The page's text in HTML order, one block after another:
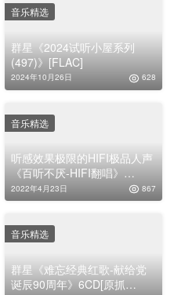
群星《2024试听小屋系列
(497)》[FLAC]
2024年10月26日 628
音乐精选
听感效果极限的HIFI极品人声
《百听不厌-HIFI翻唱》
2CD/DTS[WAV分轨]
2022年4月23日 867
音乐精选
群星《难忘经典红歌-献给党
诞辰90周年》6CD[原抓
音乐精选